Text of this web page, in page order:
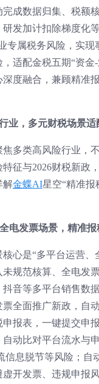
成数据归集、税额
研发加计扣除梯度化
专属税务风险，实
适配金税五期“资金
度融合，兼顾精准
业，多元财税场景适
焦多类高风险行业，
征与2026财税新政
解金蝶AI星空“精准报
电发票场景，精准
心是“多平台运营
规范核算、全电发
音等多平台销售数
全面推广新政，自
报表，一键提交申
动比对平台流水与
信息脱节等风险；自
开发票、违规申报风